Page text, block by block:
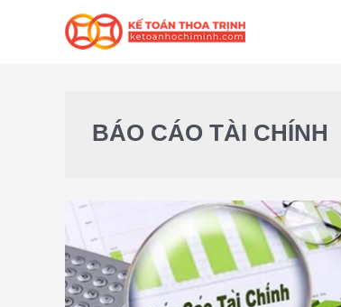
BÁO CÁO TÀI CHÍNH